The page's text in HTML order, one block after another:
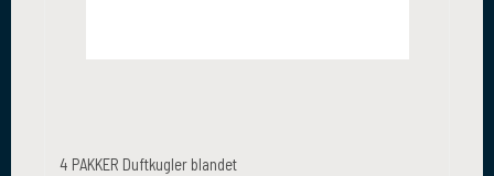
4 PAKKER Duftkugler blandet